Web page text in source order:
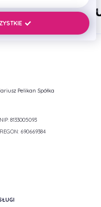
Pelikan Spółka
NIP: 8133005093
REGON: 690669384